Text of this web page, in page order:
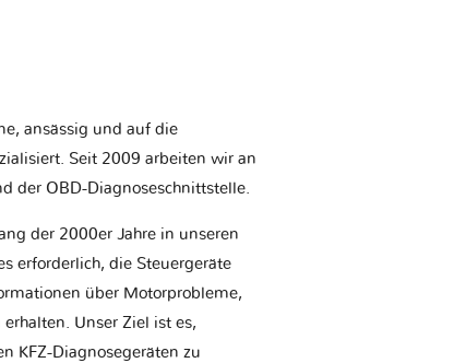
ansässig und auf die
Seit 2009 arbeiten wir an
der OBD-Diagnoseschnittstelle.
der 2000er Jahre in unseren
erforderlich, die Steuergeräte
über Motorprobleme,
Unser Ziel ist es,
KFZ-Diagnosegeräten zu